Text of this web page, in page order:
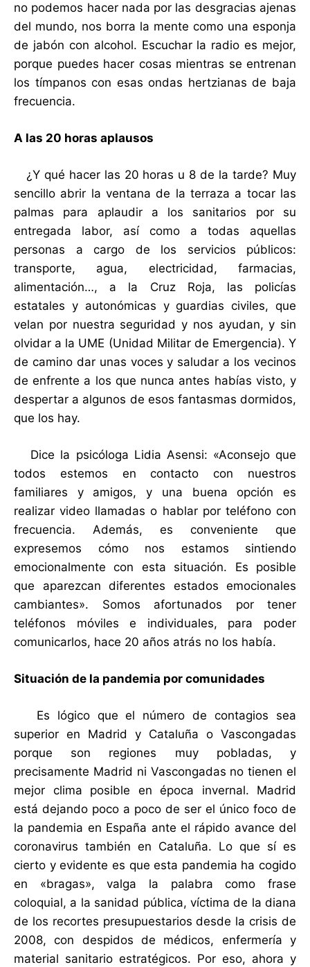
no podemos hacer nada por las desgracias ajenas
del mundo, nos borra la mente como una esponja
de jabón con alcohol. Escuchar la radio es mejor,
porque puedes hacer cosas mientras se entrenan
los tímpanos con esas ondas hertzianas de baja
frecuencia.
A las 20 horas aplausos
¿Y qué hacer las 20 horas u 8 de la tarde? Muy
sencillo abrir la ventana de la terraza a tocar las
palmas para aplaudir a los sanitarios por su
entregada labor, así como a todas aquellas
personas a cargo de los servicios públicos:
transporte, agua, electricidad, farmacias,
alimentación…, a la Cruz Roja, las policías
estatales y autonómicas y guardias civiles, que
velan por nuestra seguridad y nos ayudan, y sin
olvidar a la UME (Unidad Militar de Emergencia). Y
de camino dar unas voces y saludar a los vecinos
de enfrente a los que nunca antes habías visto, y
despertar a algunos de esos fantasmas dormidos,
que los hay.
Dice la psicóloga Lidia Asensi: «Aconsejo que
todos estemos en contacto con nuestros
familiares y amigos, y una buena opción es
realizar video llamadas o hablar por teléfono con
frecuencia. Además, es conveniente que
expresemos cómo nos estamos sintiendo
emocionalmente con esta situación. Es posible
que aparezcan diferentes estados emocionales
cambiantes». Somos afortunados por tener
teléfonos móviles e individuales, para poder
comunicarlos, hace 20 años atrás no los había.
Situación de la pandemia por comunidades
Es lógico que el número de contagios sea
superior en Madrid y Cataluña o Vascongadas
porque son regiones muy pobladas, y
precisamente Madrid ni Vascongadas no tienen el
mejor clima posible en época invernal. Madrid
está dejando poco a poco de ser el único foco de
la pandemia en España ante el rápido avance del
coronavirus también en Cataluña. Lo que sí es
cierto y evidente es que esta pandemia ha cogido
en «bragas», valga la palabra como frase
coloquial, a la sanidad pública, víctima de la diana
de los recortes presupuestarios desde la crisis de
2008, con despidos de médicos, enfermería y
material sanitario estratégicos. Por eso, ahora y